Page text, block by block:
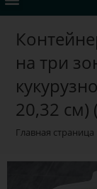
Контейнер для еды с разделением
на три
20,32 см)
Главная страница